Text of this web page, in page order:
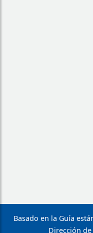
Basado en la Guía
Dirección